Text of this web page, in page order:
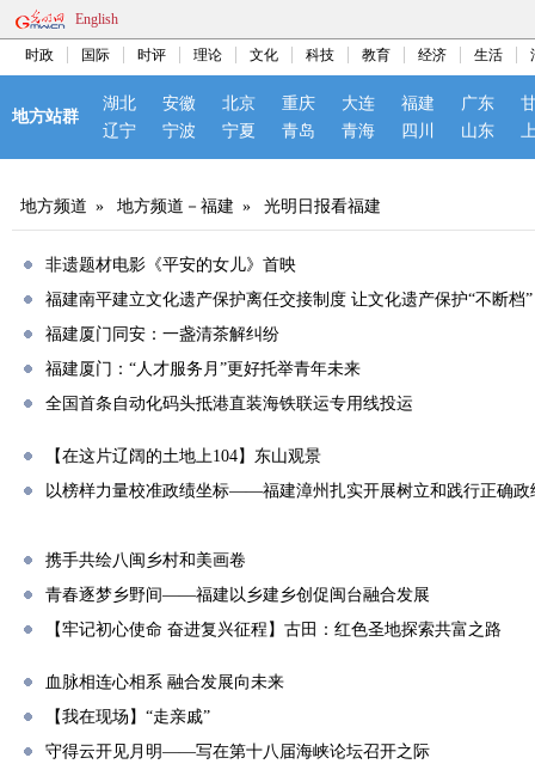
English
时政 国际 时评 理论 文化 科技 教育 经济 生活
地方站群
湖北 安徽 北京 重庆 大连 福建 广东
辽宁
宁波 宁夏 青岛 青海 四川 山东
地方频道 » 地方频道－福建 » 光明日报看福建
非遗题材电影《平安的女儿》首映
福建南平建立文化遗产保护离任交接制度 让文化遗产保护“不断档”
福建厦门同安：一盏清茶解纠纷
福建厦门：“人才服务月”更好托举青年未来
全国首条自动化码头抵港直装海铁联运专用线投运
【在这片辽阔的土地上104】东山观景
以榜样力量校准政绩坐标——福建漳州扎实开展树立和践行正确政
携手共绘八闽乡村和美画卷
青春逐梦乡野间——福建以乡建乡创促闽台融合发展
【牢记初心使命 奋进复兴征程】古田：红色圣地探索共富之路
血脉相连心相系 融合发展向未来
【我在现场】“走亲戚”
守得云开见月明——写在第十八届海峡论坛召开之际